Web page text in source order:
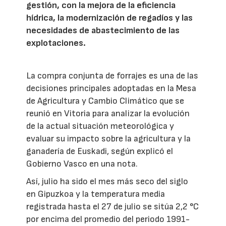
gestión, con la mejora de la eficiencia
hídrica, la modernización de regadíos y las
necesidades de abastecimiento de las
explotaciones.
La compra conjunta de forrajes es una de las
decisiones principales adoptadas en la Mesa
de Agricultura y Cambio Climático que se
reunió en Vitoria para analizar la evolución
de la actual situación meteorológica y
evaluar su impacto sobre la agricultura y la
ganadería de Euskadi, según explicó el
Gobierno Vasco en una nota.
Así, julio ha sido el mes más seco del siglo
en Gipuzkoa y la temperatura media
registrada hasta el 27 de julio se sitúa 2,2 °C
por encima del promedio del periodo 1991-